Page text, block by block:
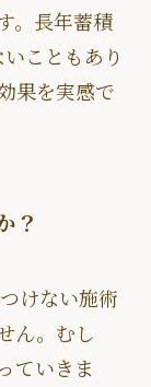
。長年蓄積
こともあり
果を実感で
？
けない施術
ん。むし
ていきま